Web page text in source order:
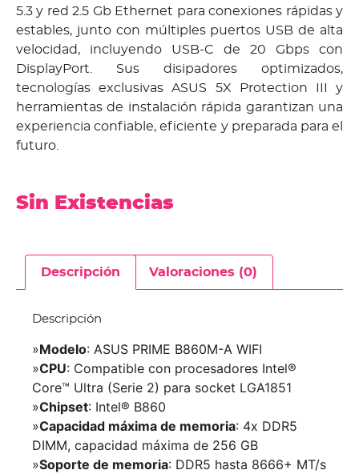
5.3 y red 2.5 Gb Ethernet para conexiones rápidas y
estables, junto con múltiples puertos USB de alta
velocidad, incluyendo USB-C de 20 Gbps con
DisplayPort. Sus disipadores optimizados,
tecnologías exclusivas ASUS 5X Protection III y
herramientas de instalación rápida garantizan una
experiencia confiable, eficiente y preparada para el
futuro.
Sin Existencias
Descripción Valoraciones (0)
Descripción
»Modelo: ASUS PRIME B860M-A WIFI
»CPU: Compatible con procesadores Intel®
Core™ Ultra (Serie 2) para socket LGA1851
»Chipset: Intel® B860
»Capacidad máxima de memoria: 4x DDR5
DIMM, capacidad máxima de 256 GB
»Soporte de memoria: DDR5 hasta 8666+ MT/s